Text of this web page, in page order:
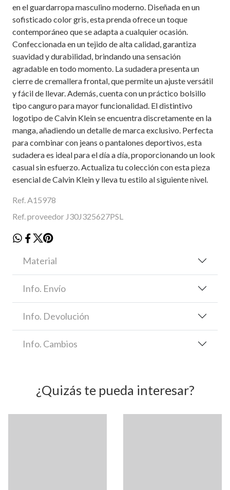
en el guardarropa masculino moderno. Diseñada en un
sofisticado color gris, esta prenda ofrece un toque
contemporáneo que se adapta a cualquier ocasión.
Confeccionada en un tejido de alta calidad, garantiza
suavidad y durabilidad, brindando una sensación
agradable en todo momento. La sudadera presenta un
cierre de cremallera frontal, que permite un ajuste versátil
y fácil de llevar. Además, cuenta con un práctico bolsillo
tipo canguro para mayor funcionalidad. El distintivo
logotipo de Calvin Klein se encuentra discretamente en la
manga, añadiendo un detalle de marca exclusivo. Perfecta
para combinar con jeans o pantalones deportivos, esta
sudadera es ideal para el día a día, proporcionando un look
casual sin esfuerzo. Actualiza tu colección con esta pieza
esencial de Calvin Klein y lleva tu estilo al siguiente nivel.
Ref. A15978
Ref. proveedor J30J325627PSL
Material
Info. Envío
Info. Devolución
Info. Cambios
¿Quizás te pueda interesar?